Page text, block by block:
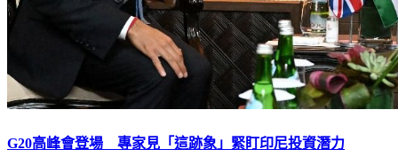
G20高峰會登場 專家見「這跡象」緊盯印尼投資潛力